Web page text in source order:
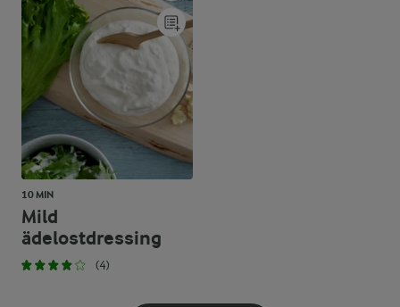
10 MIN
Mild
ädelostdressing
(4)